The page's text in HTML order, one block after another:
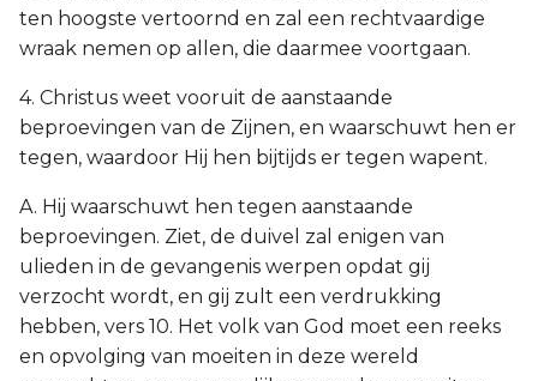
ten hoogste vertoornd en zal een rechtvaardige
wraak nemen op allen, die daarmee voortgaan.
4. Christus weet vooruit de aanstaande
beproevingen van de Zijnen, en waarschuwt hen er
tegen, waardoor Hij hen bijtijds er tegen wapent.
A. Hij waarschuwt hen tegen aanstaande
beproevingen. Ziet, de duivel zal enigen van
ulieden in de gevangenis werpen opdat gij
verzocht wordt, en gij zult een verdrukking
hebben, vers 10. Het volk van God moet een reeks
en opvolging van moeiten in deze wereld